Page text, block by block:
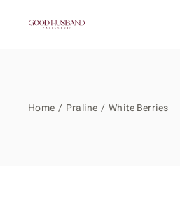
Home Praline White Berries